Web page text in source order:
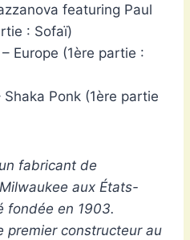
featuring Paul
: Sofaï)
Europe (1ère partie :
Ponk (1ère partie
fabricant de
aux États-
fondée en 1903.
premier constructeur au